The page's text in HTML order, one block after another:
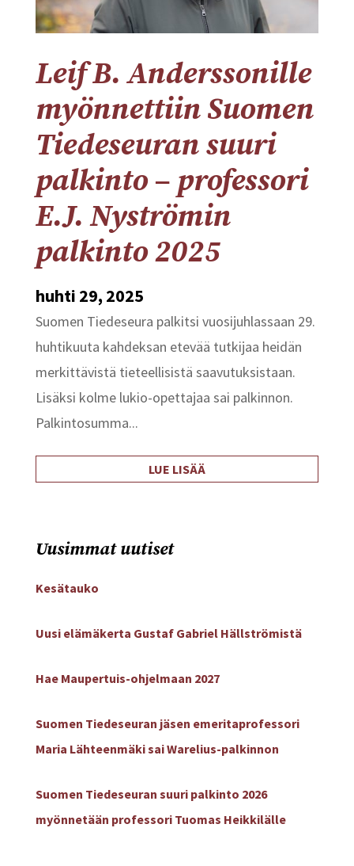
Leif B. Anderssonille
myönnettiin Suomen
Tiedeseuran suuri
palkinto – professori
E.J. Nyströmin
palkinto 2025
huhti 29, 2025
Suomen Tiedeseura palkitsi vuosijuhlassaan 29.
huhtikuuta kahdeksan etevää tutkijaa heidän
merkittävistä tieteellisistä saavutuksistaan.
Lisäksi kolme lukio-opettajaa sai palkinnon.
Palkintosumma...
LUE LISÄÄ
Uusimmat uutiset
Kesätauko
Uusi elämäkerta Gustaf Gabriel Hällströmistä
Hae Maupertuis-ohjelmaan 2027
Suomen Tiedeseuran jäsen emeritaprofessori
Maria Lähteenmäki sai Warelius-palkinnon
Suomen Tiedeseuran suuri palkinto 2026
myönnetään professori Tuomas Heikkilälle